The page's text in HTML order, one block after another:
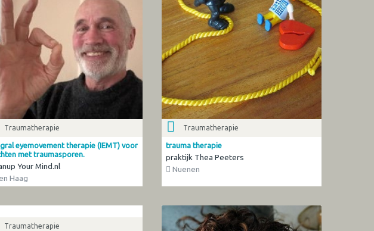
Traumatherapie
eyemovement therapie (IEMT) voor
met traumasporen.
Your Mind.nl
Haag
Traumatherapie
trauma therapie
praktijk Thea Peeters
Nuenen
Traumatherapie